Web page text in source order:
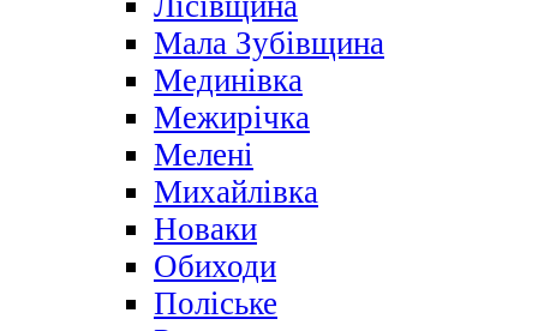
Мала Зубівщина
Мединівка
Межирічка
Мелені
Михайлівка
Новаки
Обиходи
Поліське